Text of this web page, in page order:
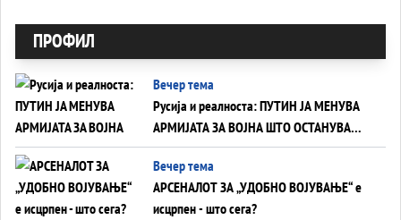
ПРОФИЛ
Вечер тема
Русија и реалноста: ПУТИН ЈА МЕНУВА
АРМИЈАТА ЗА ВОЈНА ШТО ОСТАНУВА
БЕЗ ФРОНТ
Вечер тема
АРСЕНАЛОТ ЗА „УДОБНО ВОЈУВАЊЕ“ е
исцрпен - што сега?